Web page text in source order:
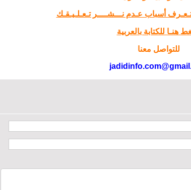
أسباب عـدم نـــشــــر تـعـلـيـقـك
هنـا للكتابة بالعربية
للتواصل معنا